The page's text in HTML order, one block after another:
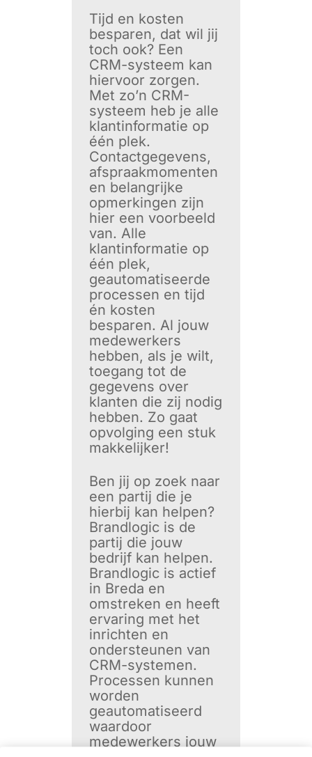
Tijd en kosten
besparen, dat wil jij
toch ook? Een
CRM-systeem kan
hiervoor zorgen.
Met zo’n CRM-
systeem heb je alle
klantinformatie op
één plek.
Contactgegevens,
afspraakmomenten
en belangrijke
opmerkingen zijn
hier een voorbeeld
van. Alle
klantinformatie op
één plek,
geautomatiseerde
processen en tijd
én kosten
besparen. Al jouw
medewerkers
hebben, als je wilt,
toegang tot de
gegevens over
klanten die zij nodig
hebben. Zo gaat
opvolging een stuk
makkelijker!
Ben jij op zoek naar
een partij die je
hierbij kan helpen?
Brandlogic is de
partij die jouw
bedrijf kan helpen.
Brandlogic is actief
in Breda en
omstreken en heeft
ervaring met het
inrichten en
ondersteunen van
CRM-systemen.
Processen kunnen
worden
geautomatiseerd
waardoor
medewerkers jouw